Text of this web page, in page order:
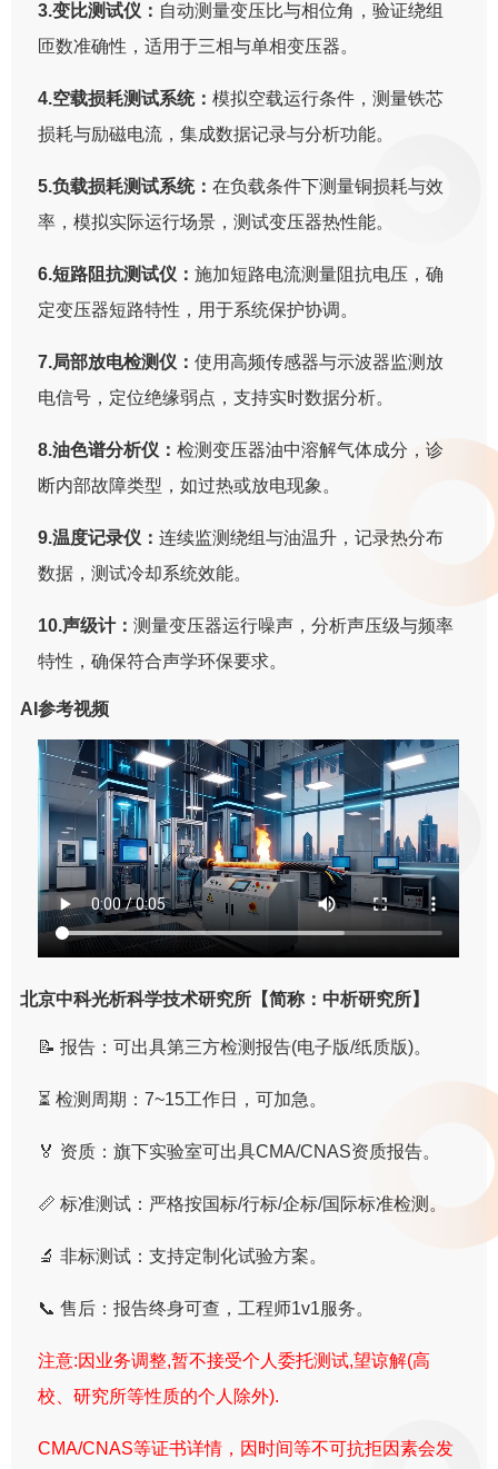
3.变比测试仪： 自动测量变压比与相位角，验证绕组
匝数准确性，适用于三相与单相变压器。
4.空载损耗测试系统：模拟空载运行条件，测量铁芯
损耗与励磁电流，集成数据记录与分析功能。
5.负载损耗测试系统：在负载条件下测量铜损耗与效
率，模拟实际运行场景，测试变压器热性能。
6.短路阻抗测试仪：施加短路电流测量阻抗电压，确
定变压器短路特性，用于系统保护协调。
7.局部放电检测仪：使用高频传感器与示波器监测放
电信号，定位绝缘弱点，支持实时数据分析。
8.油色谱分析仪：检测变压器油中溶解气体成分，诊
断内部故障类型，如过热或放电现象。
9.温度记录仪：连续监测绕组与油温升，记录热分布
数据，测试冷却系统效能。
10.声级计：测量变压器运行噪声，分析声压级与频率
特性，确保符合声学环保要求。
AI参考视频
北京中科光析科学技术研究所【简称：中析研究所】
📝 报告：可出具第三方检测报告(电子版/纸质版)。
⏳ 检测周期：7~15工作日，可加急。
🏅 资质：旗下实验室可出具CMA/CNAS资质报告。
📏 标准测试：严格按国标/行标/企标/国际标准检测。
🔬 非标测试：支持定制化试验方案。
📞 售后：报告终身可查，工程师1v1服务。
注意:因业务调整,暂不接受个人委托测试,望谅解(高
校、研究所等性质的个人除外).
CMA/CNAS等证书详情，因时间等不可抗拒因素会发